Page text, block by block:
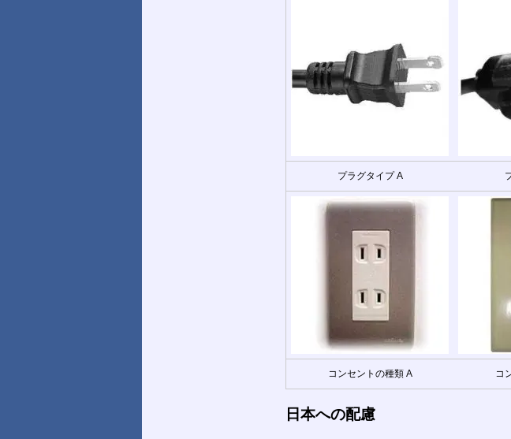
プラグタイプ A
コンセントの種類 A コ
日本への配慮